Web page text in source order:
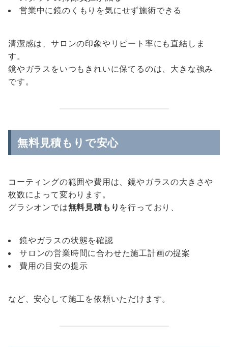
営業中に鏡のくもりを気にせず施術できる
清潔感は、サロンの印象やリピート率にも直結しま
す。
鏡やガラスをいつもきれいに保てるのは、大きな強み
です。
無料見積もりで安心
コーティングの範囲や費用は、鏡やガラスの大きさや
枚数によって変わります。
グラシオンでは無料見積もり を行っており、
鏡やガラスの状態を確認
サロンの営業時間に合わせた施工計画の提案
費用の目安の提示
など、安心して施工を依頼いただけます。